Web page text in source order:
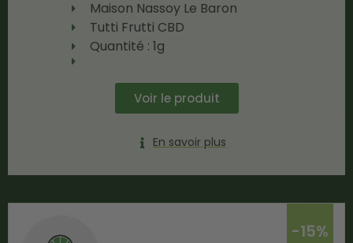
Maison Nassoy Le Baron
Tutti Frutti CBD
Quantité : 1g
Voir le produit
En savoir plus
-15%